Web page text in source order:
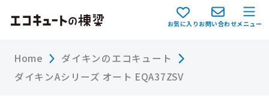
お気に入りお問い合わせメニュー
Home
ダイキンのエコキュート
ダイキンAシリーズ オート EQA37ZSV